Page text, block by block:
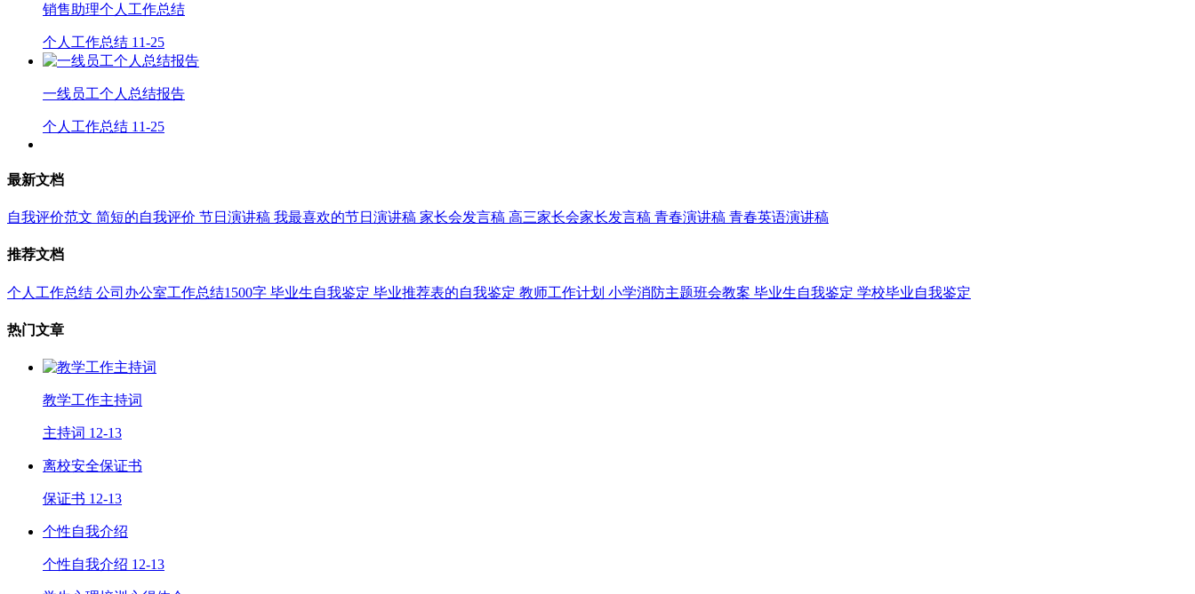
销售助理个人工作总结
个人工作总结 11-25
一线员工个人总结报告
个人工作总结 11-25
最新文档
自我评价范文 简短的自我评价 节日演讲稿 我最喜欢的节日演讲稿 家长会发言稿 高三家长会家长发言稿 青春演讲稿 青春英语演讲稿
推荐文档
个人工作总结 公司办公室工作总结1500字 毕业生自我鉴定 毕业推荐表的自我鉴定 教师工作计划 小学消防主题班会教案 毕业生自我鉴定 学校毕业自我鉴定
热门文章
教学工作主持词
主持词 12-13
离校安全保证书
保证书 12-13
个性自我介绍
个性自我介绍 12-13